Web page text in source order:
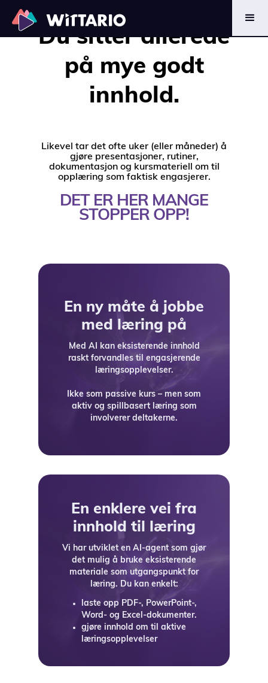
INNHOLD TIL
LÆRING
Du sitter allerede
på mye godt
innhold.
Likevel tar det ofte uker (eller måneder) å
gjøre presentasjoner, rutiner,
dokumentasjon og kursmateriell om til
opplæring som faktisk engasjerer.
DET ER HER MANGE
STOPPER OPP!
En ny måte å jobbe
med læring på
Med AI kan eksisterende innhold
raskt forvandles til engasjerende
læringsopplevelser.
Ikke som passive kurs – men som
aktiv og spillbasert læring som
involverer deltakerne.
En enklere vei fra
innhold til læring
Vi har utviklet en AI-agent som gjør
det mulig å bruke eksisterende
materiale som utgangspunkt for
læring. Du kan enkelt:
laste opp PDF-, PowerPoint-,
Word- og Excel-dokumenter.
gjøre innhold om til aktive
læringsopplevelser